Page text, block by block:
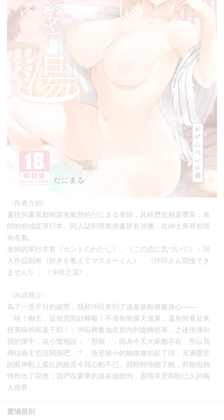
〈作者介紹〉
畫技與畫風都相當有氣勢的だにまる老師，其經歷也相當豐富；老
師的領域從單行本、同人誌到商業插畫皆有涉獵，在紳士界裡相當
有名氣。
老師的單行本有《ホントのわたし》、《この恋に気づいて》；同
人作品則有《好きを教えてマスターくん》、《沖田さん我慢でき
ません!》、《沖田之湯》。
〈內容簡介〉
為了一洗平日的疲勞，我和沖田來到了溫泉旅館療癒身心——
「哇！御主，這個房間好棒喔！不僅有附露天溫泉；還有附看起來
很美味的和菓子耶！」沖田興奮地在房內到處轉悠著，之後便撲向
我的懷中，並小聲地說：「那個…，因為今天大家都不在，所以我
獨佔御主也沒關係吧…？」身形嬌小的她微微抬起了頭，充滿愛意
的眼神配上羞紅的臉蛋令我心動不已。我輕輕地吻了她，而她也熱
情作出了回應；我們在豪華的溫泉旅館內，盡情享受期盼已久的兩
人世界。
賣場規則